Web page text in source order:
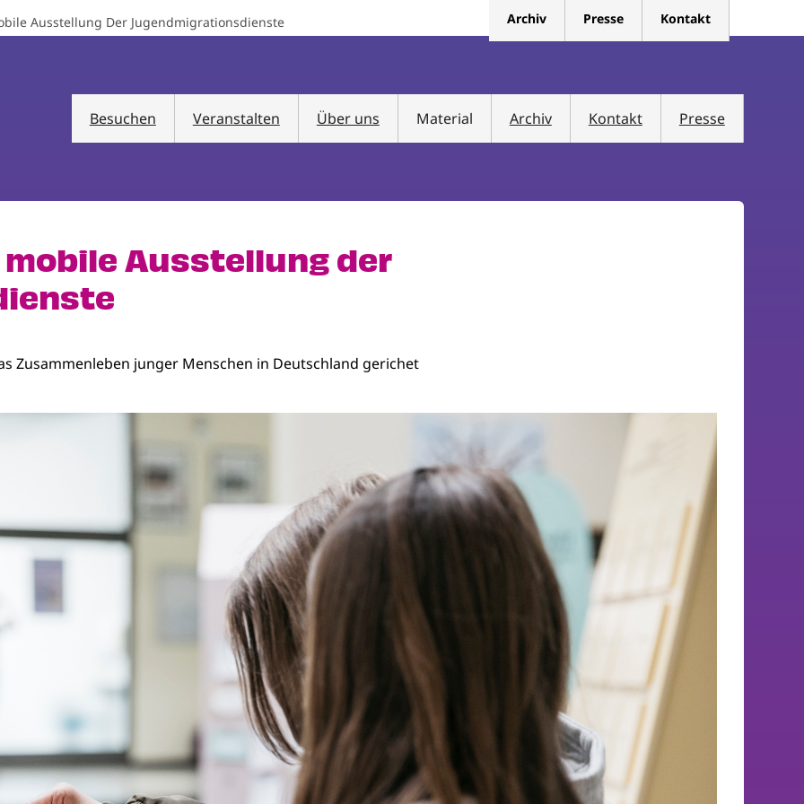
Ausstellung Der Jugendmigrationsdienste Archiv Presse Kontakt
Besuchen Veranstalten Über uns Material Archiv Kontakt Presse
mobile Ausstellung der
Zusammenleben junger Menschen in Deutschland gerichet